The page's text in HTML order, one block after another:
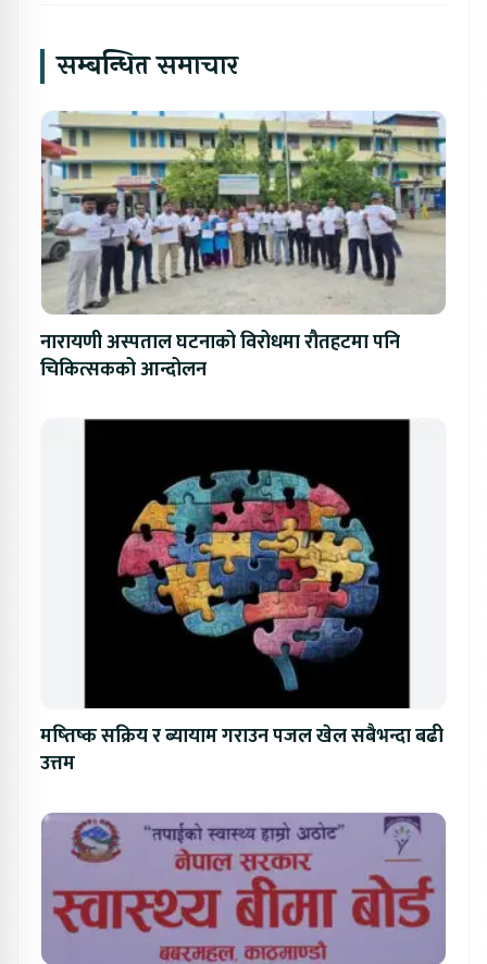
सम्बन्धित समाचार
नारायणी अस्पताल घटनाको विरोधमा रौतहटमा पनि
चिकित्सकको आन्दोलन
मष्तिष्क सक्रिय र ब्यायाम गराउन पजल खेल सबैभन्दा बढी
उत्तम